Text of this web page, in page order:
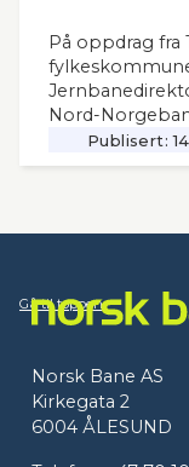
På oppdrag
Nord-
Publisert:
Gå til toppen
Norsk Bane AS
Kirkegata 2
6004 ÅLESUND